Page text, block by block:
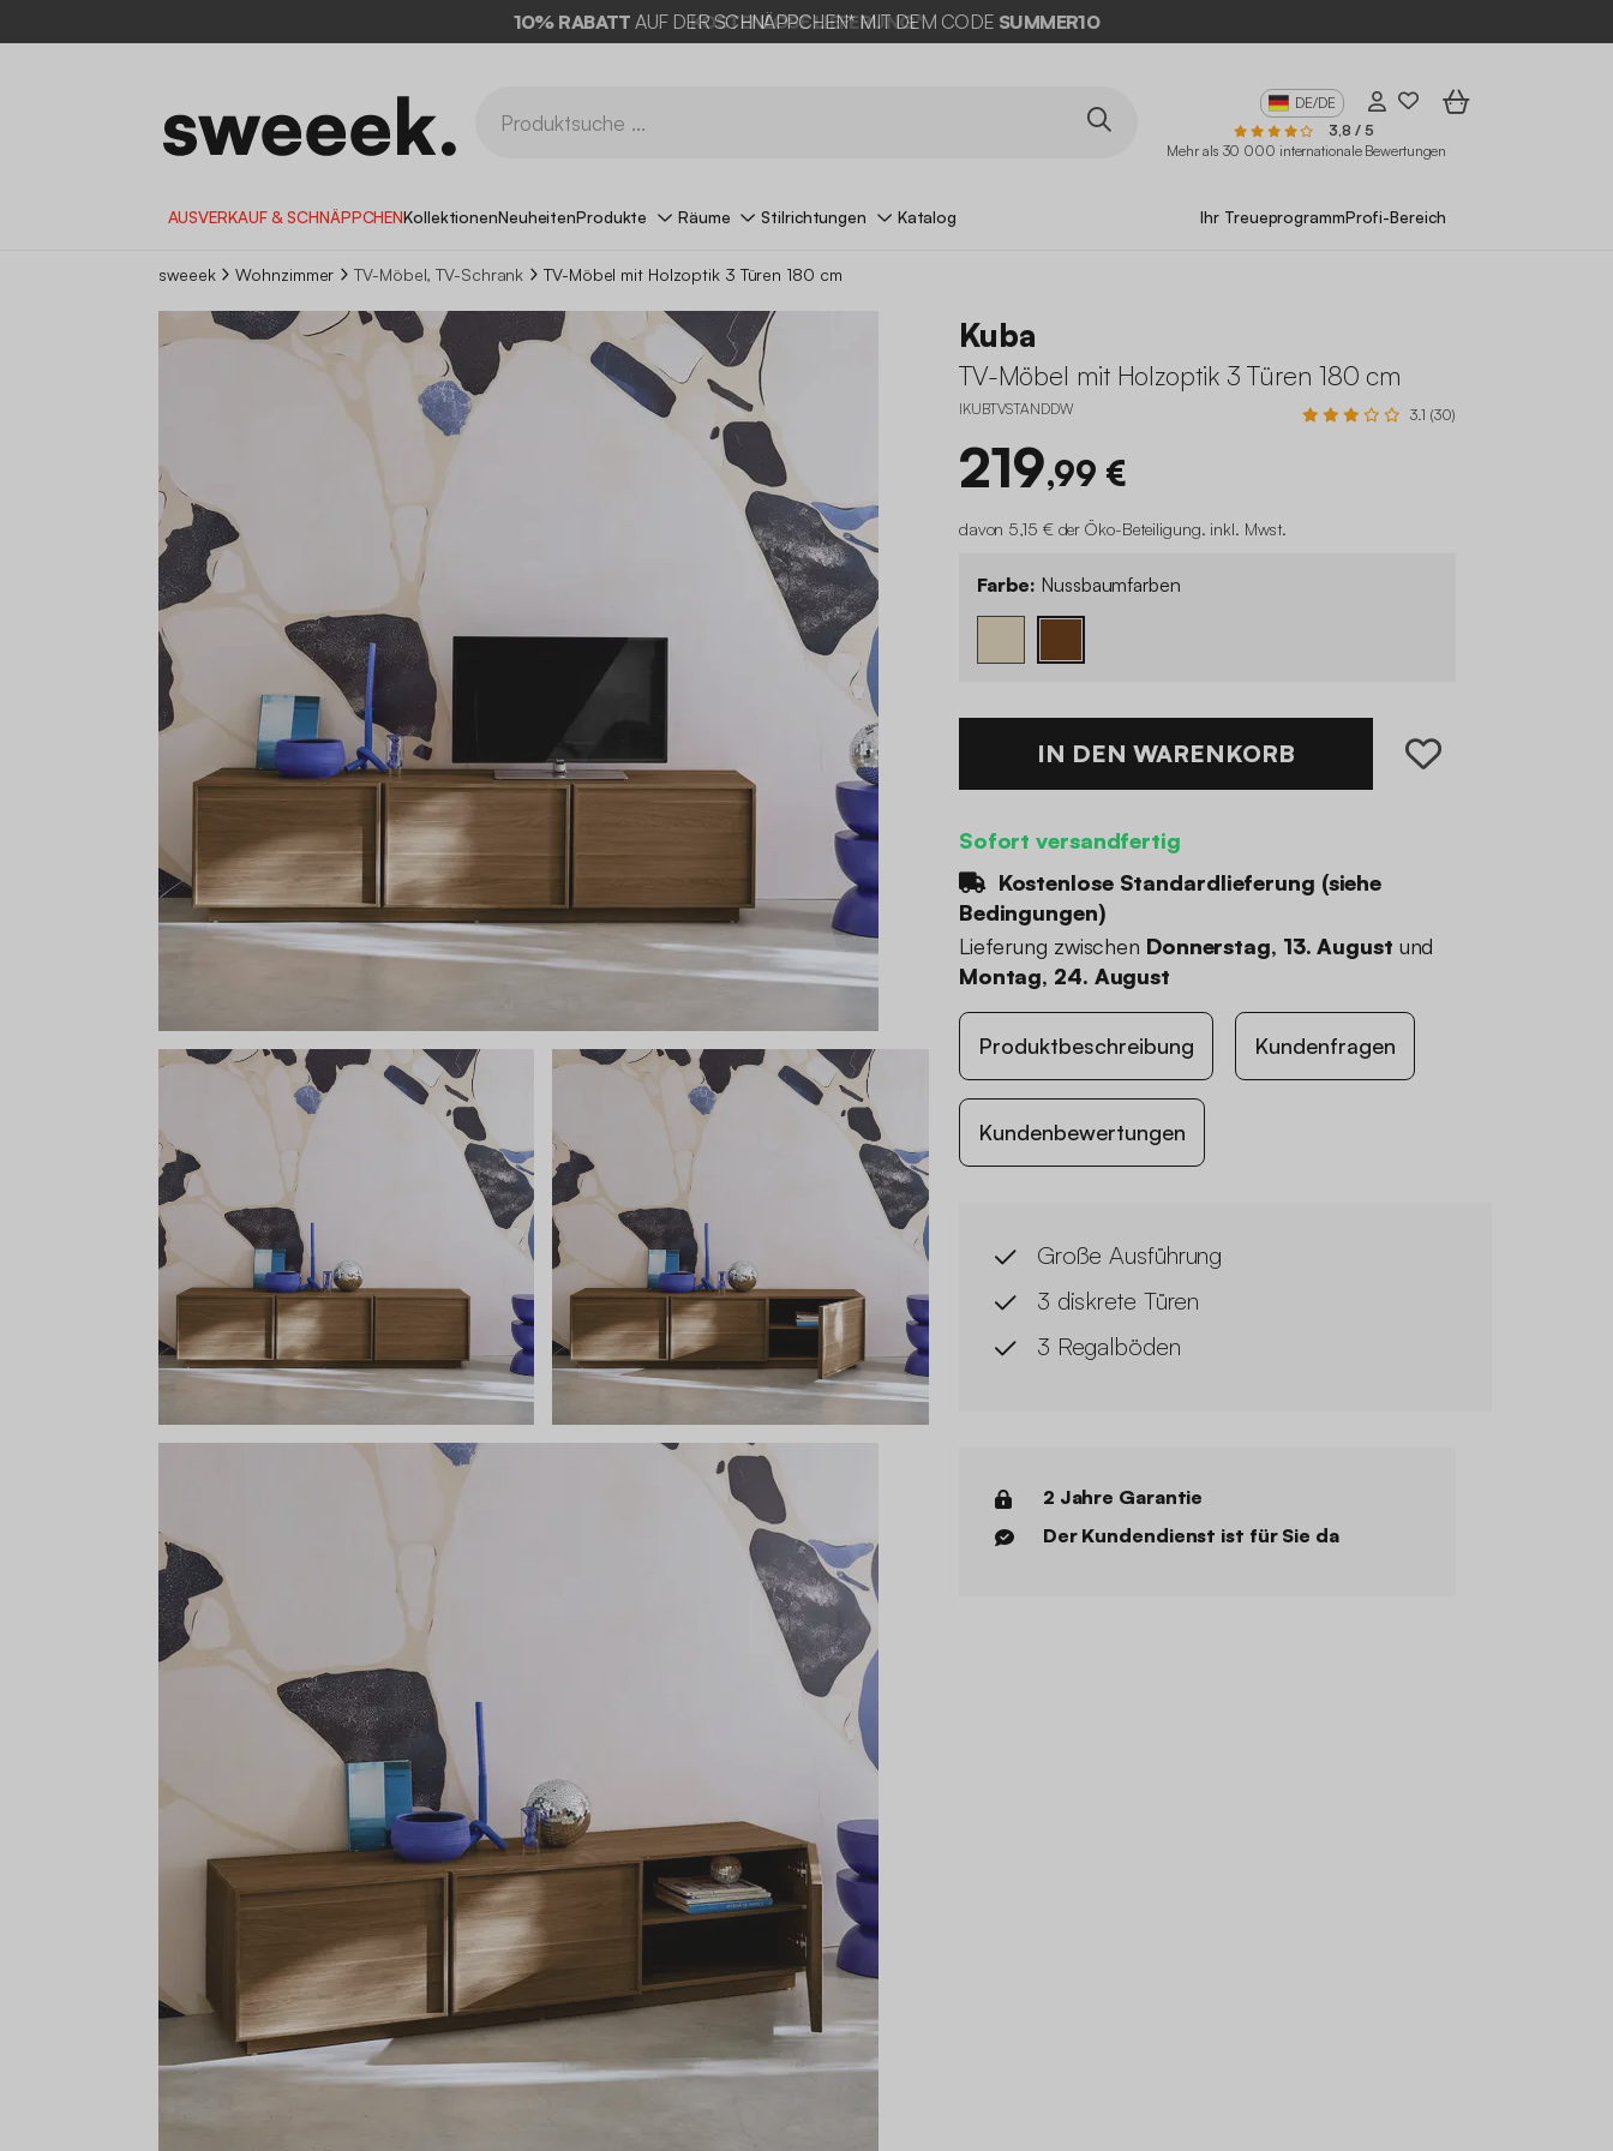
KOSTENLOSE LIEFERUNG*
DE/DE
3,8 / 5
Mehr als 30 000 internationale Bewertungen
AUSVERKAUF & SCHNÄPPCHENKollektionenNeuheitenProdukte Räume Stilrichtungen Katalog Ihr TreueprogrammProfi-Bereich
sweeek Wohnzimmer TV-Möbel, TV-Schrank TV-Möbel mit Holzoptik 3 Türen 180 cm
Kuba
TV-Möbel mit Holzoptik 3 Türen 180 cm
IKUBTVSTANDDW 3.1 (30)
219,99 €
davon 5,15 € der Öko-Beteiligung. inkl. Mwst.
Farbe: Nussbaumfarben
IN DEN WARENKORB
Sofort versandfertig
Kostenlose Standardlieferung (siehe
Bedingungen)
Lieferung zwischen Donnerstag, 13. August und
Montag, 24. August
Produktbeschreibung Kundenfragen
Kundenbewertungen
Große Ausführung
3 diskrete Türen
3 Regalböden
2 Jahre Garantie
Der Kundendienst ist für Sie da